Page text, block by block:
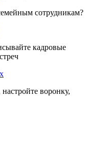
сотрудникам?
кадровые
воронку,